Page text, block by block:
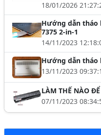
18/01/2026
Hướng dẫn tháo
7375 2-in-1
14/11/2023
Hướng dẫn tháo
13/11/2023
LÀM THẾ NÀO
07/11/2023